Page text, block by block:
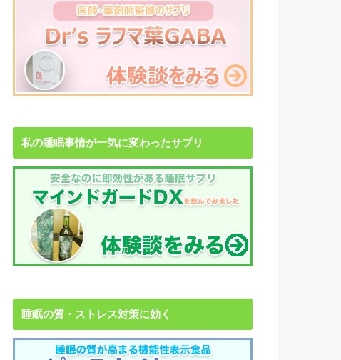
私の睡眠事情が一気に変わったサプリ
睡眠の質・ストレス対策に効く